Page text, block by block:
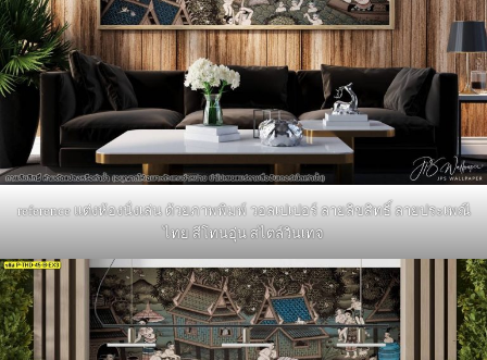
reference แต่งห้องนั่งเล่น ด้วยภาพพิมพ์ วอลเปเปอร์ ลายลิขสิทธิ์ ลายประเพณี
ไทย สีโทนอุ่น สไตล์วินเทจ